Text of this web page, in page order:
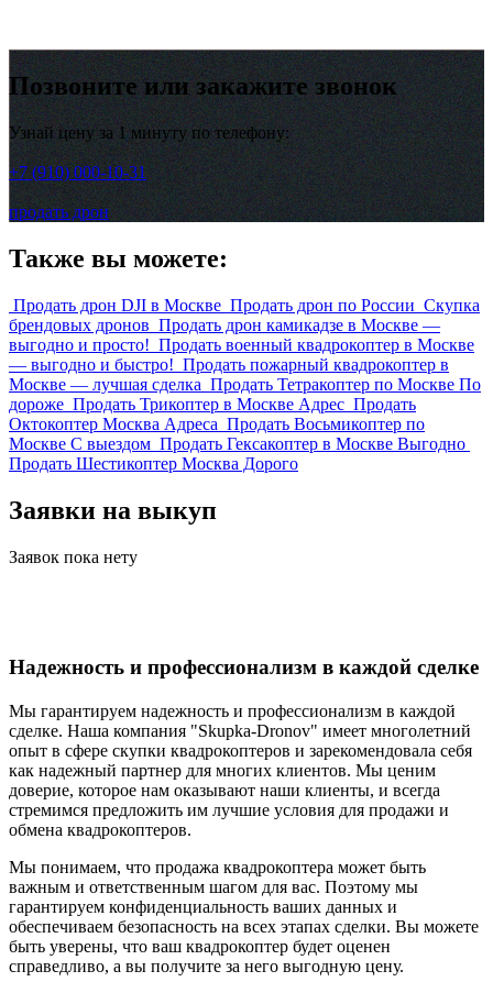
Позвоните или закажите звонок
Узнай цену за 1 минуту по телефону:
+7 (910) 000-10-31
продать дрон
Также вы можете:
Продать дрон DJI в Москве Продать дрон по России Скупка
брендовых дронов Продать дрон камикадзе в Москве —
выгодно и просто! Продать военный квадрокоптер в Москве
— выгодно и быстро! Продать пожарный квадрокоптер в
Москве — лучшая сделка Продать Тетракоптер по Москве По
дороже Продать Трикоптер в Москве Адрес Продать
Октокоптер Москва Адреса Продать Восьмикоптер по
Москве С выездом Продать Гексакоптер в Москве Выгодно
Продать Шестикоптер Москва Дорого
Заявки на выкуп
Заявок пока нету
Надежность и профессионализм в каждой сделке
Мы гарантируем надежность и профессионализм в каждой
сделке. Наша компания "Skupka-Dronov" имеет многолетний
опыт в сфере скупки квадрокоптеров и зарекомендовала себя
как надежный партнер для многих клиентов. Мы ценим
доверие, которое нам оказывают наши клиенты, и всегда
стремимся предложить им лучшие условия для продажи и
обмена квадрокоптеров.
Мы понимаем, что продажа квадрокоптера может быть
важным и ответственным шагом для вас. Поэтому мы
гарантируем конфиденциальность ваших данных и
обеспечиваем безопасность на всех этапах сделки. Вы можете
быть уверены, что ваш квадрокоптер будет оценен
справедливо, а вы получите за него выгодную цену.